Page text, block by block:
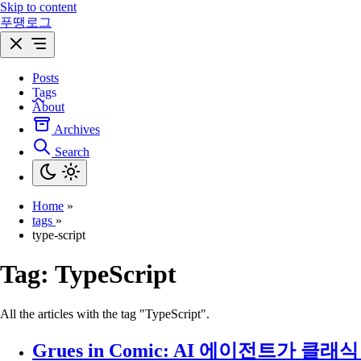
Skip to content
푸땡로그
Posts
Tags
About
Archives
Search
Home »
tags »
type-script
Tag: TypeScript
All the articles with the tag "TypeScript".
Grues in Comic: AI 에이전트가 클래